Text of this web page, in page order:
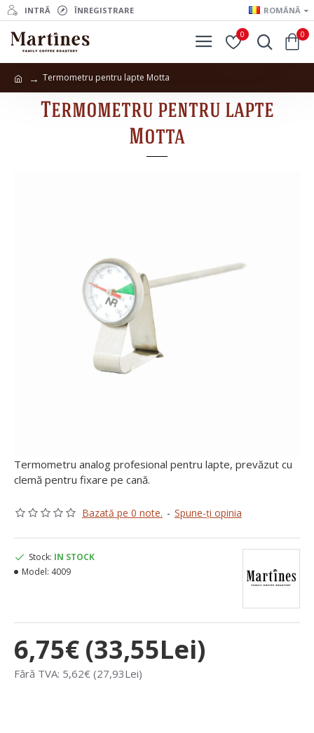
INTRĂ ÎNREGISTRARE ROMÂNĂ
0 0
Termometru pentru lapte Motta
Termometru pentru lapte
Motta
Termometru analog profesional pentru lapte, prevăzut cu
clemă pentru fixare pe cană.
Bazată pe 0 note. - Spune-ţi opinia
6,75€ (33,55Lei)
Fără TVA: 5,62€ (27,93Lei)
Stock: IN STOCK
Model: 4009